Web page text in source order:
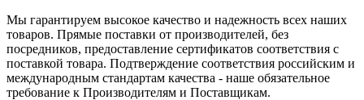
Мы гарантируем высокое качество и надежность всех наших
товаров. Прямые поставки от производителей, без
посредников, предоставление сертификатов соответствия с
поставкой товара. Подтверждение соответствия российским и
международным стандартам качества - наше обязательное
требование к Производителям и Поставщикам.